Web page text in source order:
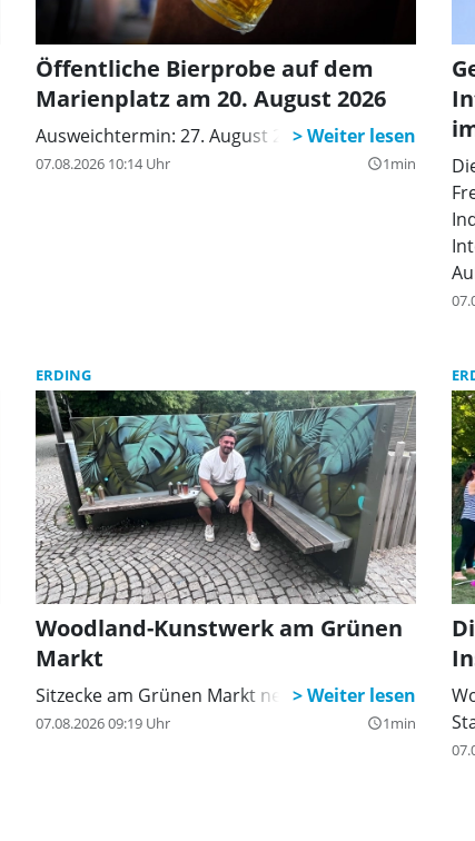
Öffentliche Bierprobe auf dem
Marienplatz am 20. August 2026
Ausweichtermin: 27. August 2026
07.08.2026 10:14 Uhr query_builder1min
ERDING
Woodland-Kunstwerk am Grünen
Markt
Sitzecke am Grünen Markt neu gestaltet
07.08.2026 09:19 Uhr query_builder1min